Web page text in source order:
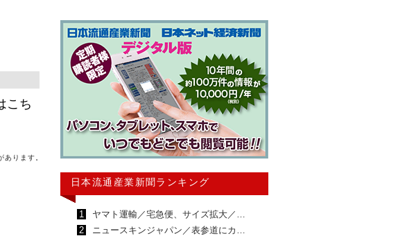
こち
ります。
日本流通産業新聞ランキング
1
ヤマト運輸／宅急便、サイズ拡大／…
2
ニュースキンジャパン／表参道にカ…